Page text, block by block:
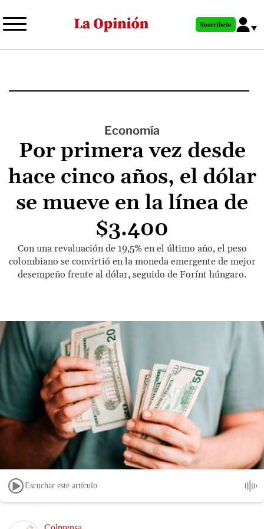
al
principal
Suscríbete
Economía
Por primera vez desde
hace cinco años, el dólar
se mueve en la línea de
$3.400
Con una revaluación de 19,5% en el último año, el peso
colombiano se convirtió en la moneda emergente de mejor
desempeño frente al dólar, seguido de Forínt húngaro.
Escuchar este artículo